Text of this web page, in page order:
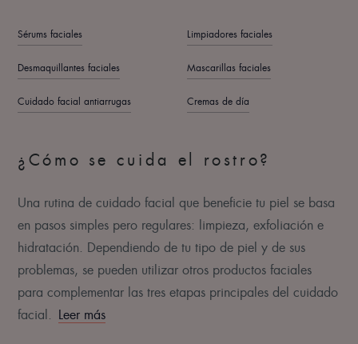
Sérums faciales Limpiadores faciales
Desmaquillantes faciales Mascarillas faciales
Cuidado facial antiarrugas Cremas de día
¿Cómo se cuida el rostro?
Una rutina de cuidado facial que beneficie tu piel se basa
en pasos simples pero regulares: limpieza, exfoliación e
hidratación. Dependiendo de tu tipo de piel y de sus
problemas, se pueden utilizar otros productos faciales
para complementar las tres etapas principales del cuidado
facial. Leer más